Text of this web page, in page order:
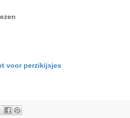
voor perzikijsjes